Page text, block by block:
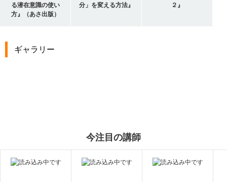
る潜在意識の使い
方』（あさ出版）
分」を変える方法』
２』
ギャラリー
今注目の講師